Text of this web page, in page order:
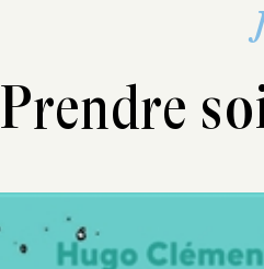
Prendre